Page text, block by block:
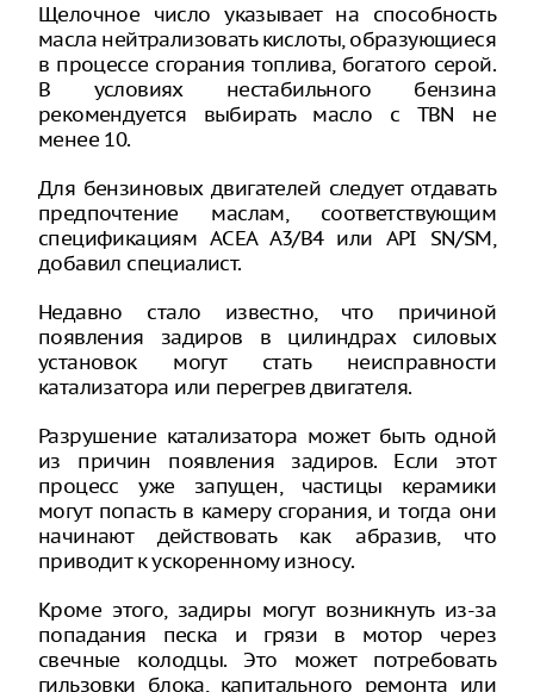
Щелочное число указывает на способность
масла нейтрализовать кислоты, образующиеся
в процессе сгорания топлива, богатого серой.
В условиях нестабильного бензина
рекомендуется выбирать масло с TBN не
менее 10.
Для бензиновых двигателей следует отдавать
предпочтение маслам, соответствующим
спецификациям ACEA A3/B4 или API SN/SM,
добавил специалист.
Недавно стало известно, что причиной
появления задиров в цилиндрах силовых
установок могут стать неисправности
катализатора или перегрев двигателя.
Разрушение катализатора может быть одной
из причин появления задиров. Если этот
процесс уже запущен, частицы керамики
могут попасть в камеру сгорания, и тогда они
начинают действовать как абразив, что
приводит к ускоренному износу.
Кроме этого, задиры могут возникнуть из-за
попадания песка и грязи в мотор через
свечные колодцы. Это может потребовать
гильзовки блока, капитального ремонта или